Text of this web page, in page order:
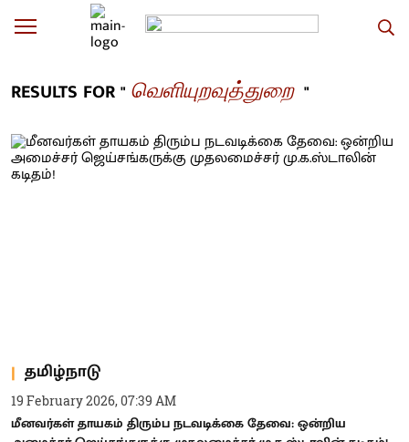
RESULTS FOR " வெளியுறவுத்துறை "
தமிழ்நாடு
19 February 2026, 07:39 AM
மீனவர்கள் தாயகம் திரும்ப நடவடிக்கை தேவை: ஒன்றிய